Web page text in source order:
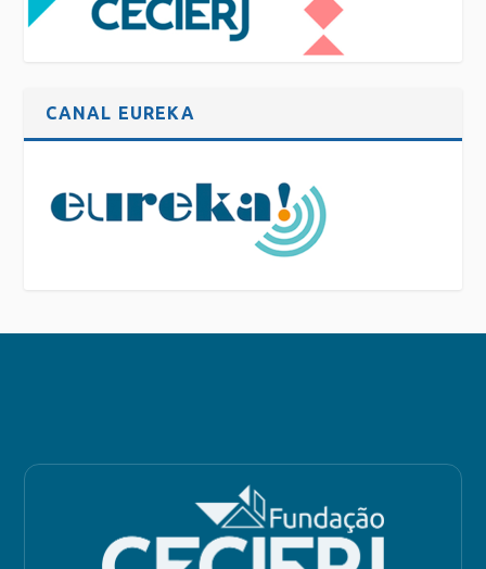
CANAL EUREKA